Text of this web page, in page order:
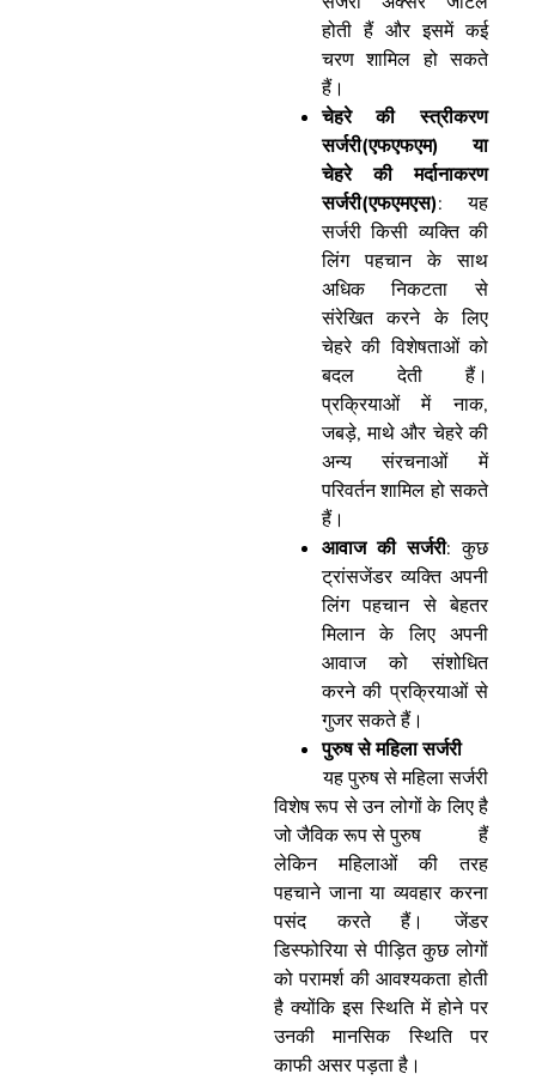
होती हैं और इसमें कई
चरण शामिल हो सकते
हैं।
चेहरे की स्त्रीकरण
सर्जरी(एफएफएम) या
चेहरे की मर्दानाकरण
सर्जरी(एफएमएस): यह
सर्जरी किसी व्यक्ति की
लिंग पहचान के साथ
अधिक निकटता से
संरेखित करने के लिए
चेहरे की विशेषताओं को
बदल देती हैं।
प्रक्रियाओं में नाक,
जबड़े, माथे और चेहरे की
अन्य संरचनाओं में
परिवर्तन शामिल हो सकते
हैं।
आवाज की सर्जरी: कुछ
ट्रांसजेंडर व्यक्ति अपनी
लिंग पहचान से बेहतर
मिलान के लिए अपनी
आवाज को संशोधित
करने की प्रक्रियाओं से
गुजर सकते हैं।
पुरुष से महिला सर्जरी
यह पुरुष से महिला सर्जरी
विशेष रूप से उन लोगों के लिए है
जो जैविक रूप से पुरुष हैं
लेकिन महिलाओं की तरह
पहचाने जाना या व्यवहार करना
पसंद करते हैं। जेंडर
डिस्फोरिया से पीड़ित कुछ लोगों
को परामर्श की आवश्यकता होती
है क्योंकि इस स्थिति में होने पर
उनकी मानसिक स्थिति पर
काफी असर पड़ता है।